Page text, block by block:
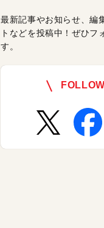
最新記事やお知らせ、編
トなどを投稿中！ぜひフ
す。